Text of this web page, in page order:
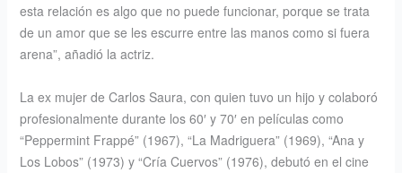
esta relación es algo que no puede funcionar, porque se trata
de un amor que se les escurre entre las manos como si fuera
arena”, añadió la actriz.
La ex mujer de Carlos Saura, con quien tuvo un hijo y colaboró
profesionalmente durante los 60′ y 70′ en películas como
“Peppermint Frappé” (1967), “La Madriguera” (1969), “Ana y
Los Lobos” (1973) y “Cría Cuervos” (1976), debutó en el cine